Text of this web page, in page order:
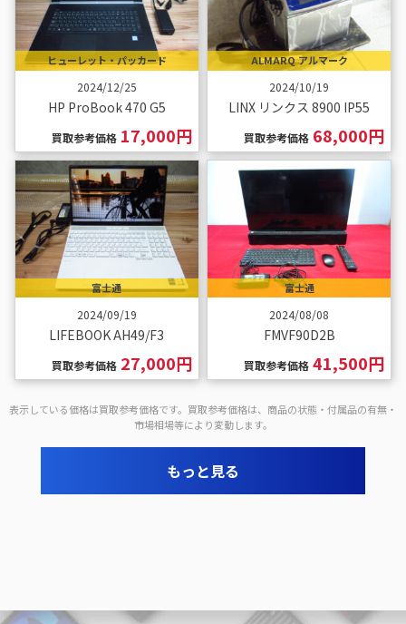
ヒューレット・パッカード
2024/12/25
HP ProBook 470 G5
買取参考価格17,000円
ALMARQ アルマーク
2024/10/19
LINX リンクス 8900 IP55
買取参考価格68,000円
富士通
2024/09/19
LIFEBOOK AH49/F3
買取参考価格27,000円
富士通
2024/08/08
FMVF90D2B
買取参考価格41,500円
表示している価格は買取参考価格です。買取参考価格は、商品の状態・付属品の有無・
市場相場等により変動します。
もっと見る